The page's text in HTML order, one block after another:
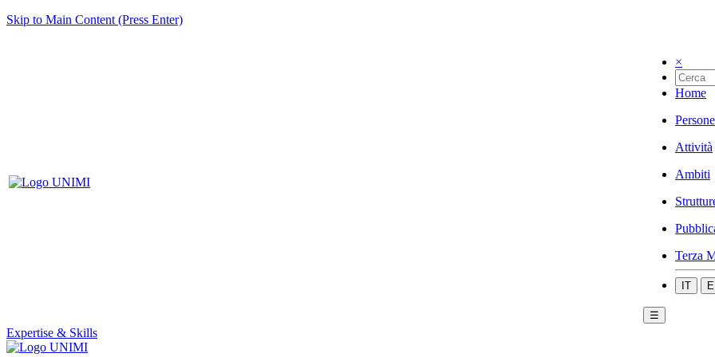
Skip to Main Content (Press Enter)
×
Home
Persone
Attività
Ambiti
Terza
IT
☰
Expertise & Skills